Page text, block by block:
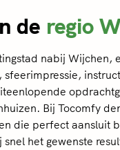
de regio
nabij Wijchen,
Bij Tocomfy
die perfect aansluit
het gewenste